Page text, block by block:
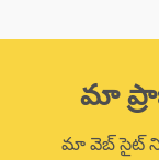
మా
మా వెబ్ సైట్